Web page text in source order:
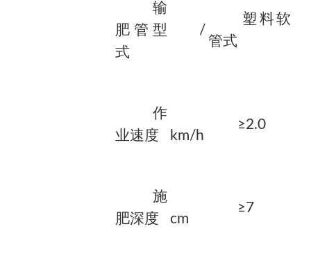
输
肥管型
式
/
塑料软
管式
作
业速度
km/h
≥2.0
施
肥深度
cm
≥7